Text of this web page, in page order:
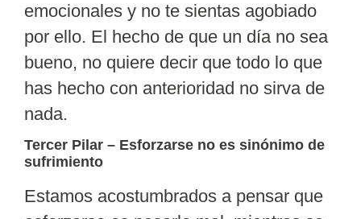
emocionales y no te sientas agobiado
por ello. El hecho de que un día no sea
bueno, no quiere decir que todo lo que
has hecho con anterioridad no sirva de
nada.
Tercer Pilar – Esforzarse no es sinónimo de
sufrimiento
Estamos acostumbrados a pensar que